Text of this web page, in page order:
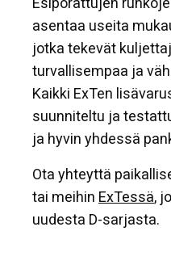
asentaa useita
jotka tekevät
turvallisempaa ja
Kaikki ExTen
suunniteltu ja
ja hyvin yhdessä
Ota yhteyttä
tai meihin ExTessä,
uudesta D-sarjasta.